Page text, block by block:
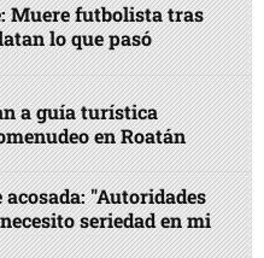
Muere futbolista tras
lo que pasó
a guía turística
en Roatán
acosada: "Autoridades
seriedad en mi